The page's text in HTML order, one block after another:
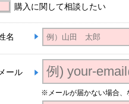
購入に関して相談したい
名
メール
※メールが届かない場合、